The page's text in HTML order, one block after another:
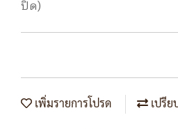
ปิด)
เพิ่มรายการโปรด เปรีย